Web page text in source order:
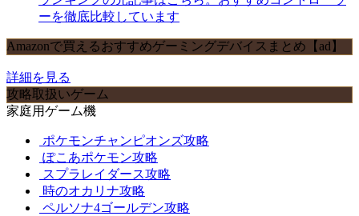
ーを徹底比較しています
Amazonで買えるおすすめゲーミングデバイスまとめ【ad】
詳細を見る
攻略取扱いゲーム
家庭用ゲーム機
ポケモンチャンピオンズ攻略
ぽこあポケモン攻略
スプラレイダース攻略
時のオカリナ攻略
ペルソナ4ゴールデン攻略